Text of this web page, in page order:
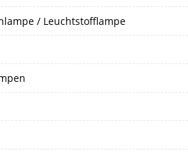
/ Leuchtstofflampe